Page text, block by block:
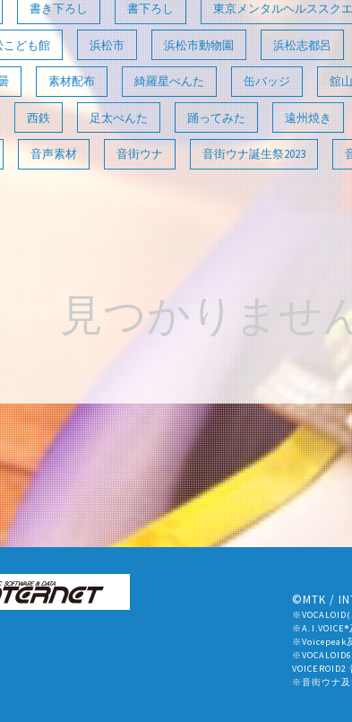
書き下ろし 書下ろし 東京メンタルヘルススク
こども館 浜松市 浜松市動物園 浜松志都呂
素材配布 綺羅星ぺんた 缶バッジ 舘
西鉄 足太ぺんた 踊ってみた 遠州焼き
音声素材 音街ウナ 音街ウナ誕生祭2023
見つかりませ
©MTK /
※A.I.VOICE®
※Voicepeak
※音街ウナ及